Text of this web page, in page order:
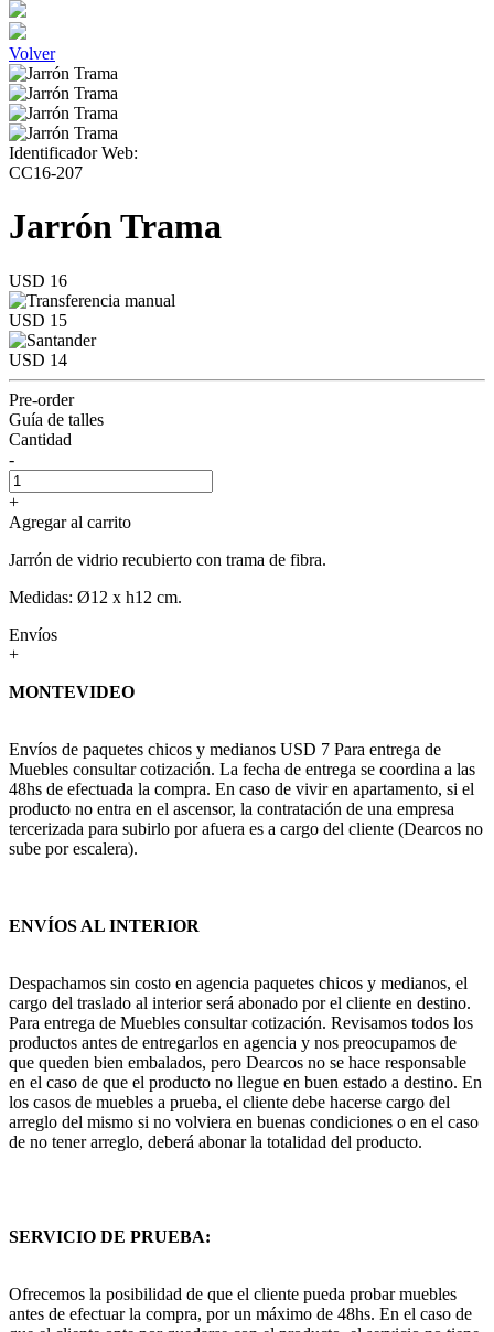
Volver
Identificador Web:
CC16-207
Jarrón Trama
USD 16
USD 15
USD 14
Pre-order
Guía de talles
Cantidad
-
+
Agregar al carrito
Jarrón de vidrio recubierto con trama de fibra.
Medidas: Ø12 x h12 cm.
Envíos
+
MONTEVIDEO
Envíos de paquetes chicos y medianos USD 7 Para entrega de
Muebles consultar cotización. La fecha de entrega se coordina a las
48hs de efectuada la compra. En caso de vivir en apartamento, si el
producto no entra en el ascensor, la contratación de una empresa
tercerizada para subirlo por afuera es a cargo del cliente (Dearcos no
sube por escalera).
ENVÍOS AL INTERIOR
Despachamos sin costo en agencia paquetes chicos y medianos, el
cargo del traslado al interior será abonado por el cliente en destino.
Para entrega de Muebles consultar cotización. Revisamos todos los
productos antes de entregarlos en agencia y nos preocupamos de
que queden bien embalados, pero Dearcos no se hace responsable
en el caso de que el producto no llegue en buen estado a destino. En
los casos de muebles a prueba, el cliente debe hacerse cargo del
arreglo del mismo si no volviera en buenas condiciones o en el caso
de no tener arreglo, deberá abonar la totalidad del producto.
SERVICIO DE PRUEBA:
Ofrecemos la posibilidad de que el cliente pueda probar muebles
antes de efectuar la compra, por un máximo de 48hs. En el caso de